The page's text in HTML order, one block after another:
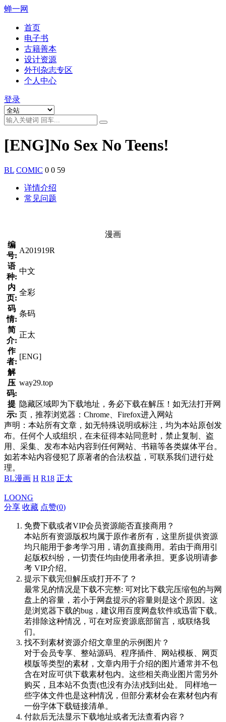
蝉一网
首页
电子书
古籍善本
设计资源
外刊杂志专区
个人中心
登录
[ENG]No Sex No Teens!
BL COMIC 0 0 59
详情介绍
常见问题
漫画
编
号:
A201919R
语
种:
中文
内
页:
全彩
码
情:
条码
简
介:
正太
作
者:
[ENG]
解
压
码:
way29.top
提
示:
隐藏区域即为下载地址，务必下载在解压！如无法打开网
页，推荐浏览器：Chrome、Firefox进入网站
声明：本站所有文章，如无特殊说明或标注，均为本站原创发
布。任何个人或组织，在未征得本站同意时，禁止复制、盗
用、采集、发布本站内容到任何网站、书籍等各类媒体平台。
如若本站内容侵犯了原著者的合法权益，可联系我们进行处
理。
BL漫画 H R18 正太
LOONG
分享 收藏 点赞(0)
免费下载或者VIP会员资源能否直接商用？
本站所有资源版权均属于原作者所有，这里所提供资源
均只能用于参考学习用，请勿直接商用。若由于商用引
起版权纠纷，一切责任均由使用者承担。更多说明请参
考 VIP介绍。
提示下载完但解压或打开不了？
最常见的情况是下载不完整: 可对比下载完压缩包的与网
盘上的容量，若小于网盘提示的容量则是这个原因。这
是浏览器下载的bug，建议用百度网盘软件或迅雷下载。
若排除这种情况，可在对应资源底部留言，或联络我
们。
找不到素材资源介绍文章里的示例图片？
对于会员专享、整站源码、程序插件、网站模板、网页
模版等类型的素材，文章内用于介绍的图片通常并不包
含在对应可供下载素材包内。这些相关商业图片需另外
购买，且本站不负责(也没有办法)找到出处。 同样地一
些字体文件也是这种情况，但部分素材会在素材包内有
一份字体下载链接清单。
付款后无法显示下载地址或者无法查看内容？